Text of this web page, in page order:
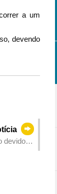
a um
devendo
devido a